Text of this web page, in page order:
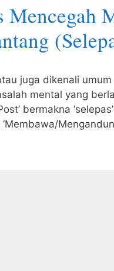
Mencegah
juga dikenali
mental yang
bermakna